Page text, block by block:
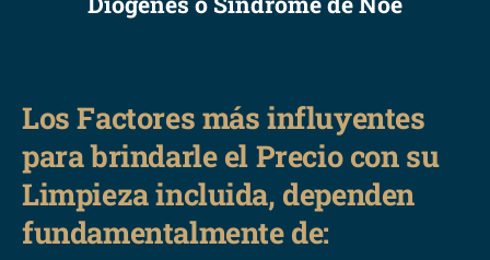
Los Factores más influyentes
para brindarle el Precio con su
Limpieza incluida, dependen
fundamentalmente de: